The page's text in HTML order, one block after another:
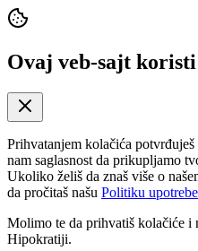
Ovaj veb-sajt
Prihvatanjem kolačića
nam saglasnost da prikupljamo
Ukoliko želiš da znaš više o
da pročitaš našu Politiku
Molimo te da prihvatiš kolačiće i
Hipokratiji.